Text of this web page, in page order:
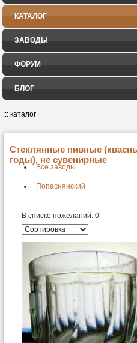
КАТАЛОГ
ЗАВОДЫ
ФОРУМ
БЛОГ
::: каталог
Стеклянные пивные
годы), не сувенирные
Все заводы
Попаснянский
В списке пожеланий: 0